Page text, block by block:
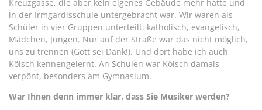
Kreuzgasse, die aber kein eigenes Gebäude mehr hatte und
in der Irmgardisschule untergebracht war. Wir waren als
Schüler in vier Gruppen unterteilt: katholisch, evangelisch,
Mädchen, Jungen. Nur auf der Straße war das nicht möglich,
uns zu trennen (Gott sei Dank!). Und dort habe ich auch
Kölsch kennengelernt. An Schulen war Kölsch damals
verpönt, besonders am Gymnasium.
War Ihnen denn immer klar, dass Sie Musiker werden?